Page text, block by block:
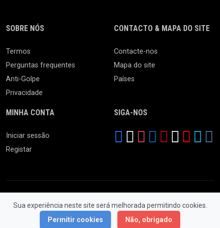
Sua experiência neste site será melhorada permitindo cookies.
Permitir cookies
Não, obrigado
SOBRE NÓS
Termos
Perguntas frequentes
Anti-Golpe
Privacidade
CONTACTO & MAPA DO SITE
Contacte-nos
Mapa do site
Países
MINHA CONTA
Iniciar sessão
Registar
SIGA-NOS
© 2026 Feira da Ladra. Todos os Direitos Reservados.